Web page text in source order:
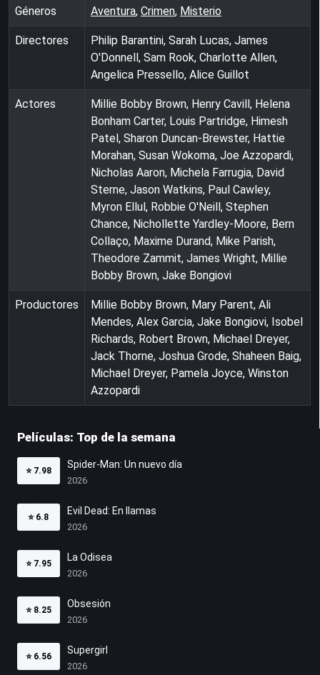
Géneros Aventura, Crimen, Misterio
Directores
Philip Barantini, Sarah Lucas, James
O'Donnell, Sam Rook, Charlotte Allen,
Angelica Pressello, Alice Guillot
Actores
Millie Bobby Brown, Henry Cavill, Helena
Bonham Carter, Louis Partridge, Himesh
Patel, Sharon Duncan-Brewster, Hattie
Morahan, Susan Wokoma, Joe Azzopardi,
Nicholas Aaron, Michela Farrugia, David
Sterne, Jason Watkins, Paul Cawley,
Myron Ellul, Robbie O'Neill, Stephen
Chance, Nichollette Yardley-Moore, Bern
Collaço, Maxime Durand, Mike Parish,
Theodore Zammit, James Wright, Millie
Bobby Brown, Jake Bongiovi
Productores
Millie Bobby Brown, Mary Parent, Ali
Mendes, Alex Garcia, Jake Bongiovi, Isobel
Richards, Robert Brown, Michael Dreyer,
Jack Thorne, Joshua Grode, Shaheen Baig,
Michael Dreyer, Pamela Joyce, Winston
Azzopardi
Películas: Top de la semana
⭐ 7.98
Spider-Man: Un nuevo día
2026
⭐ 6.8
Evil Dead: En llamas
2026
⭐ 7.95
La Odisea
2026
⭐ 8.25
Obsesión
2026
⭐ 6.56
Supergirl
2026